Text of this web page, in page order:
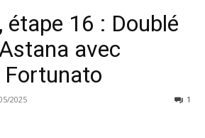
étape 16 : Doublé
avec
Fortunato
2025 1